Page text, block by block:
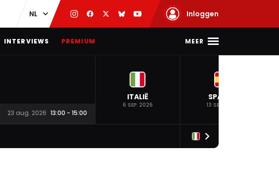
Inloggen
INTERVIEWS PREMIUM MEER
23 aug. 2026 13:00 - 15:00
ITALIË
6 SEP. 2026
SPANJE
13 SEP. 2026